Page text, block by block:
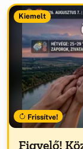
Kiemelt
Frissítve!
Figyelő!